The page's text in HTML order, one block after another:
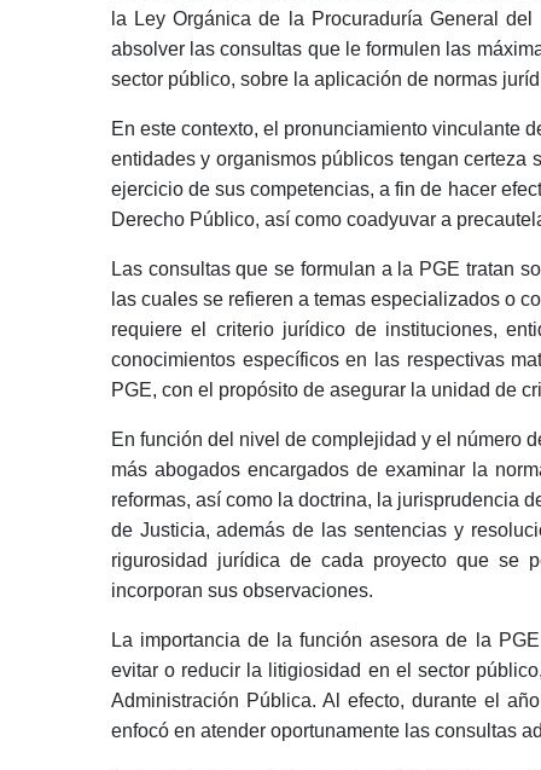
la Ley Orgánica de la Procuraduría General
absolver las consultas que le formulen las
sector público, sobre la aplicación de normas
En este contexto, el pronunciamiento vinculante
entidades y organismos públicos tengan
ejercicio de sus competencias, a fin de hacer
Derecho Público, así como coadyuvar a
Las consultas que se formulan a la PGE tratan
las cuales se refieren a temas especializados o
requiere el criterio jurídico de instituciones,
conocimientos específicos en las respectivas
PGE, con el propósito de asegurar la unidad de
En función del nivel de complejidad y el número
más abogados encargados de examinar la
reformas, así como la doctrina, la jurisprudencia
de Justicia, además de las sentencias y
rigurosidad jurídica de cada proyecto que se
incorporan sus observaciones.
La importancia de la función asesora de la
evitar o reducir la litigiosidad en el sector
Administración Pública. Al efecto, durante el
enfocó en atender oportunamente las consultas